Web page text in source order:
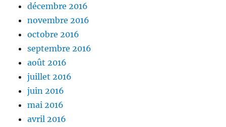
décembre 2016
novembre 2016
octobre 2016
septembre 2016
août 2016
juillet 2016
juin 2016
mai 2016
avril 2016